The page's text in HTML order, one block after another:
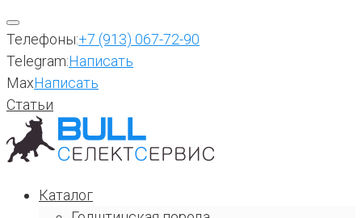
Перейти
к
содержимому
Телефоны:+7 (913) 067-72-90
Telegram:Написать
MaxНаписать
Статьи
Каталог